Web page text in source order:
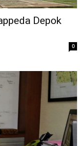
Depok
0